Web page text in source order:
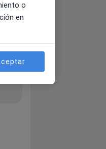
o
en